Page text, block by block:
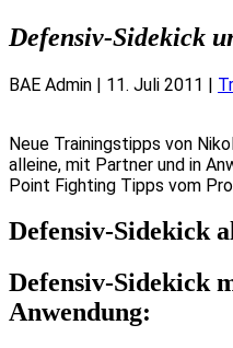
Defensiv-Sidekick
BAE Admin | 11. Juli 2011 |
Neue Trainingstipps von
alleine, mit Partner und in
Point Fighting Tipps vom
Defensiv-Sidekick
Defensiv-Sidekick
Anwendung: